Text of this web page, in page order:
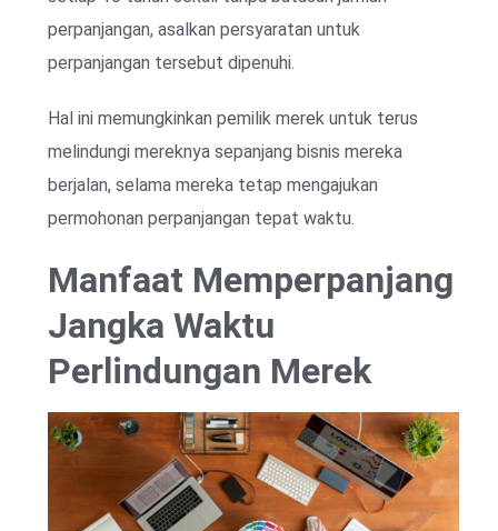
perpanjangan, asalkan persyaratan untuk
perpanjangan tersebut dipenuhi.
Hal ini memungkinkan pemilik merek untuk terus
melindungi mereknya sepanjang bisnis mereka
berjalan, selama mereka tetap mengajukan
permohonan perpanjangan tepat waktu.
Manfaat Memperpanjang
Jangka Waktu
Perlindungan Merek